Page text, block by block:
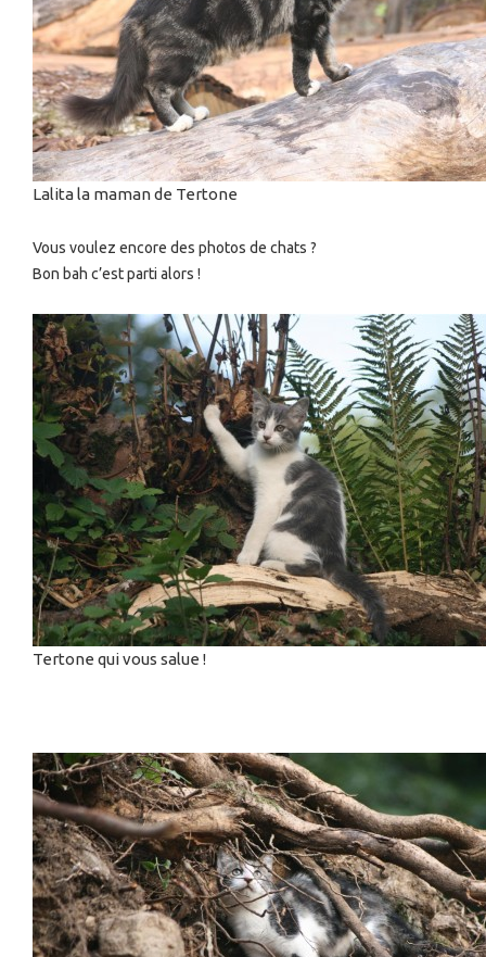
Lalita la maman de Tertone
Vous voulez encore des photos de chats ?
Bon bah c’est parti alors !
Tertone qui vous salue !